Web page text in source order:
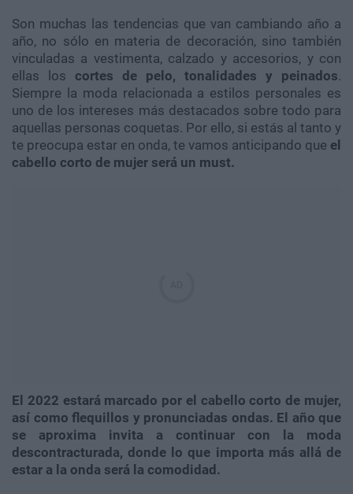
Son muchas las tendencias que van cambiando año a
año, no sólo en materia de decoración, sino también
vinculadas a vestimenta, calzado y accesorios, y con
ellas los cortes de pelo, tonalidades y peinados.
Siempre la moda relacionada a estilos personales es
uno de los intereses más destacados sobre todo para
aquellas personas coquetas. Por ello, si estás al tanto y
te preocupa estar en onda, te vamos anticipando que el
cabello corto de mujer será un must.
El 2022 estará marcado por el cabello corto de mujer,
así como flequillos y pronunciadas ondas. El año que
se aproxima invita a continuar con la moda
descontracturada, donde lo que importa más allá de
estar a la onda será la comodidad.